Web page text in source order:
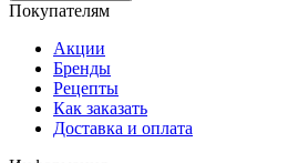
Покупателям
Акции
Бренды
Рецепты
Как заказать
Доставка и оплата